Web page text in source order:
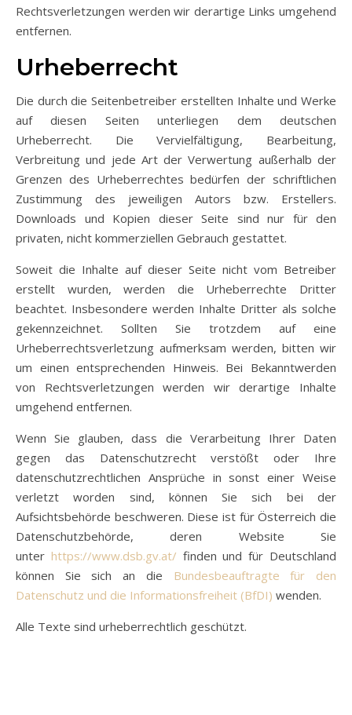
Rechtsverletzungen werden wir derartige Links umgehend
entfernen.
Urheberrecht
Die durch die Seitenbetreiber erstellten Inhalte und Werke
auf diesen Seiten unterliegen dem deutschen
Urheberrecht. Die Vervielfältigung, Bearbeitung,
Verbreitung und jede Art der Verwertung außerhalb der
Grenzen des Urheberrechtes bedürfen der schriftlichen
Zustimmung des jeweiligen Autors bzw. Erstellers.
Downloads und Kopien dieser Seite sind nur für den
privaten, nicht kommerziellen Gebrauch gestattet.
Soweit die Inhalte auf dieser Seite nicht vom Betreiber
erstellt wurden, werden die Urheberrechte Dritter
beachtet. Insbesondere werden Inhalte Dritter als solche
gekennzeichnet. Sollten Sie trotzdem auf eine
Urheberrechtsverletzung aufmerksam werden, bitten wir
um einen entsprechenden Hinweis. Bei Bekanntwerden
von Rechtsverletzungen werden wir derartige Inhalte
umgehend entfernen.
Wenn Sie glauben, dass die Verarbeitung Ihrer Daten
gegen das Datenschutzrecht verstößt oder Ihre
datenschutzrechtlichen Ansprüche in sonst einer Weise
verletzt worden sind, können Sie sich bei der
Aufsichtsbehörde beschweren. Diese ist für Österreich die
Datenschutzbehörde, deren Website Sie
unter https://www.dsb.gv.at/ finden und für Deutschland
können Sie sich an die
Bundesbeauftragte für den
Datenschutz und die Informationsfreiheit (BfDI) wenden.
Alle Texte sind urheberrechtlich geschützt.